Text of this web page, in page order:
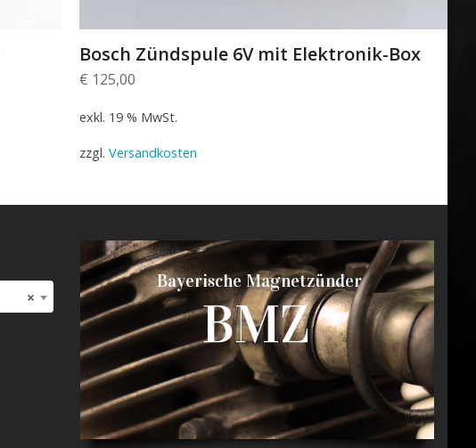
Bosch Zündspule 6V mit Elektronik-Box
€ 125,00
exkl. 19 % MwSt.
zzgl. Versandkosten
×
Bayerische Magnetzünder
BMZ